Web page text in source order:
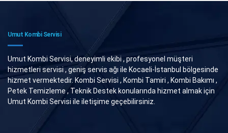
Umut Kombi Servisi
Umut Kombi Servisi, deneyimli ekibi , profesyonel müşteri
hizmetleri servisi , geniş servis ağı ile Kocaeli-İstanbul bölgesinde
hizmet vermektedir. Kombi Servisi , Kombi Tamiri , Kombi Bakımı ,
Petek Temizleme , Teknik Destek konularında hizmet almak için
Umut Kombi Servisi ile iletişime geçebilirsiniz.